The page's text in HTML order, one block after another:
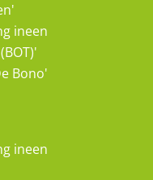
ineen
Bono'
ineen